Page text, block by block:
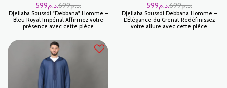
699 د.م. 599 د.م.
Djellaba Soussdi "Debbana" Homme –
Bleu Royal Impérial Affirmez votre
présence avec cette pièce
Djellaba Soussdi en Bleu Royal est
l'incarnation même du prestige. Ce
coloris vibrant, associé à la finesse de
la broderie traditionnelle, en fait une
tenue incontournable pour les
moments les plus marquants de
votre vie.
699 د.م. 599 د.م.
Djellaba Soussdi Debbana Homme –
L'Élégance du Grenat Redéfinissez
votre allure avec cette pièce